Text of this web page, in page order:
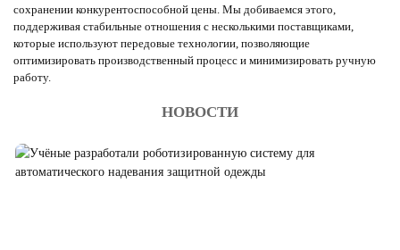
сохранении конкурентоспособной цены. Мы добиваемся этого,
поддерживая стабильные отношения с несколькими поставщиками,
которые используют передовые технологии, позволяющие
оптимизировать производственный процесс и минимизировать ручную
работу.
НОВОСТИ